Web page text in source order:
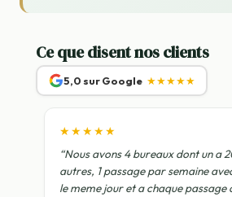
Ce que disent nos clients
5,0 sur Google ★★★★★
★★★★★
“Nous avons 4 bureaux dont un a
autres, 1 passage par semaine
le meme jour et a chaque passage